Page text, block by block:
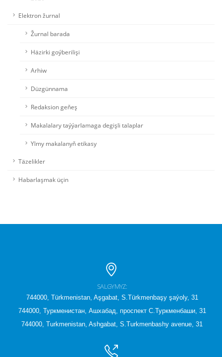
Elektron žurnal
Žurnal barada
Häzirki goýberilişi
Arhiw
Düzgünnama
Redaksion geňeş
Makalalary taýýarlamaga degişli talaplar
Ylmy makalanyň etikasy
Täzelikler
Habarlaşmak üçin
SALGYMYZ:
744000, Türkmenistan, Aşgabat, S.Türkmenbaşy şaýoly, 31
744000, Туркменистан, Ашхабад, проспект С.Туркменбаши, 31
744000, Turkmenistan, Ashgabat, S.Turkmenbashy avenue, 31